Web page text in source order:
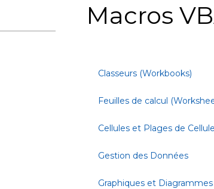
Macros
Classeurs (Workbooks)
Feuilles de calcul
Cellules et Plages de
Gestion des Données
Graphiques et Diagrammes